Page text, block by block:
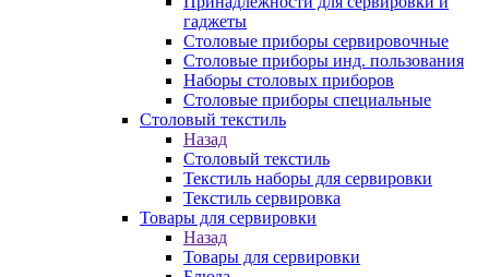
гаджеты
Столовые приборы сервировочные
Столовые приборы инд. пользования
Наборы столовых приборов
Столовые приборы специальные
Столовый текстиль
Назад
Столовый текстиль
Текстиль наборы для сервировки
Текстиль сервировка
Товары для сервировки
Назад
Товары для сервировки